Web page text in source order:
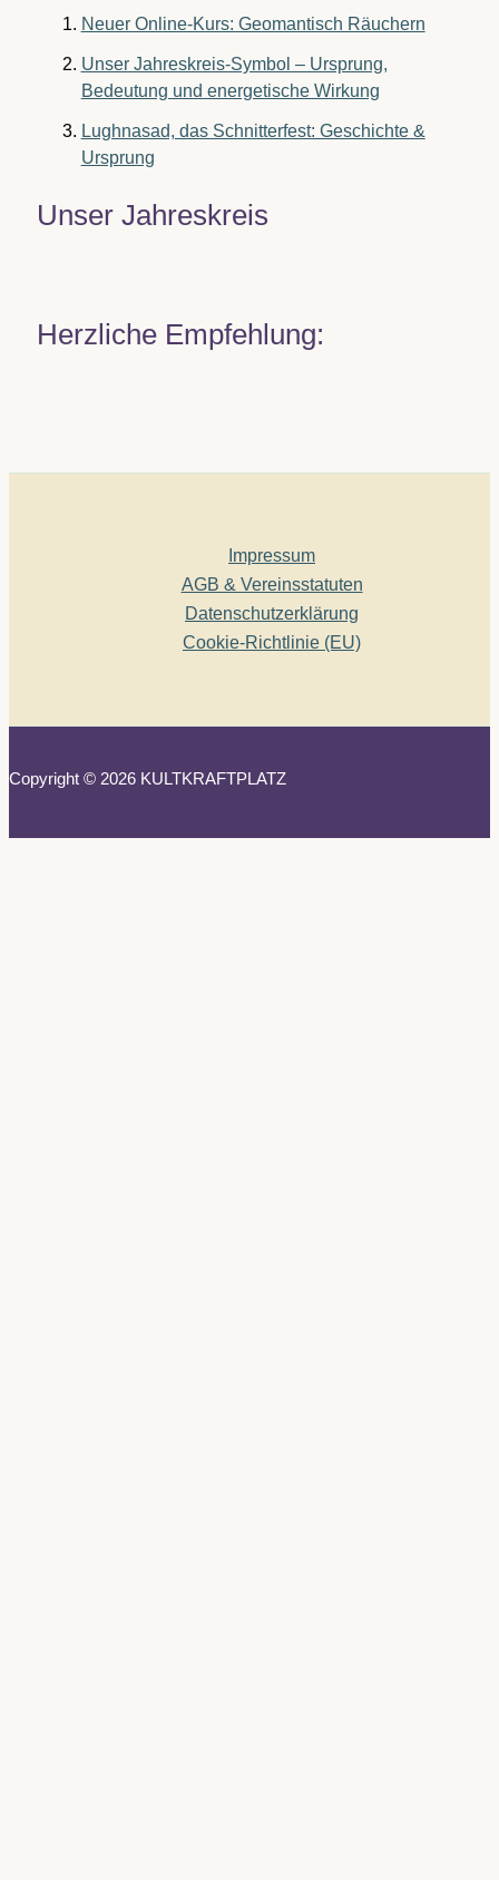
Neuer Online-Kurs: Geomantisch Räuchern
Unser Jahreskreis-Symbol – Ursprung,
Bedeutung und energetische Wirkung
Lughnasad, das Schnitterfest: Geschichte &
Ursprung
Unser Jahreskreis
Herzliche Empfehlung:
Impressum
AGB & Vereinsstatuten
Datenschutzerklärung
Cookie-Richtlinie (EU)
Copyright © 2026 KULTKRAFTPLATZ